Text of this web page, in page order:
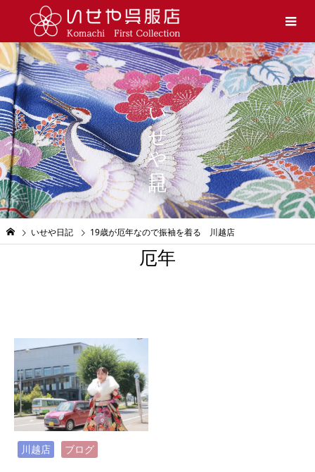
いせや日記
いせや日記 19歳が厄年なので振袖を着る 川越店
厄年
川越店 ブログ